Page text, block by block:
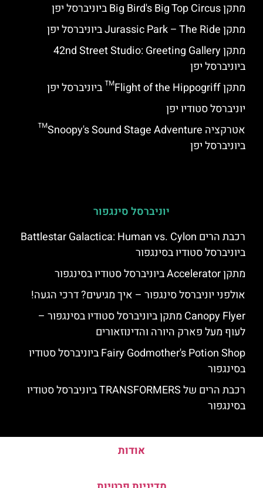
מתקן Big Bird's Big Top Circus ביוניברסל יפן
מתקן Jurassic Park – The Ride ביוניברסל יפן
מתקן 42nd Street Studio: Greeting Gallery
ביוניברסל יפן
מתקן Flight of the Hippogriff™ ביוניברסל יפן
יוניברסל סטודיו יפן
אטרקציה Snoopy's Sound Stage Adventure™
ביוניברסל יפן
יוניברסל סינגפור
רכבת הרים Battlestar Galactica: Human vs. Cylon
ביוניברסל סטודיו בסינגפור
מתקן Accelerator ביוניברסל סטודיו בסינגפור
אולפני יוניברסל סינגפור – איך מגיעים? דרכי הגעה!
Canopy Flyer מתקן ביוניברסל סטודיו בסינגפור –
לעוף מעל פארק היורה והדינוזאורים
Fairy Godmother's Potion Shop ביוניברסל סטודיו
בסינגפור
רכבת הרים של TRANSFORMERS ביוניברסל סטודיו
בסינגפור
אודות